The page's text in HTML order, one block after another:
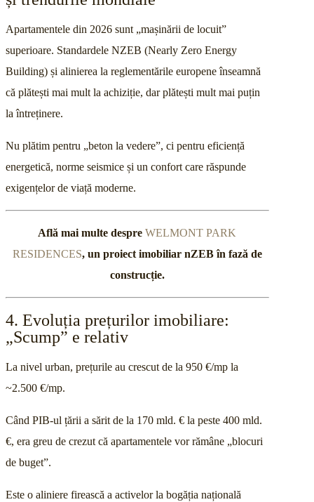
Apartamentele din 2026 sunt „mașinării de locuit”
superioare. Standardele NZEB (Nearly Zero Energy
Building) și alinierea la reglementările europene înseamnă
că plătești mai mult la achiziție, dar plătești mult mai puțin
la întreținere.
Nu plătim pentru „beton la vedere”, ci pentru eficiență
energetică, norme seismice și un confort care răspunde
exigențelor de viață moderne.
Află mai multe despreWELMONT PARK
RESIDENCES, un proiect imobiliar nZEB în fază de
construcție.
4. Evoluția prețurilor imobiliare:
„Scump” e relativ
La nivel urban, prețurile au crescut de la 950 €/mp la
~2.500 €/mp.
Când PIB-ul țării a sărit de la 170 mld. € la peste 400 mld.
€, era greu de crezut că apartamentele vor rămâne „blocuri
de buget”.
Este o aliniere firească a activelor la bogăția națională